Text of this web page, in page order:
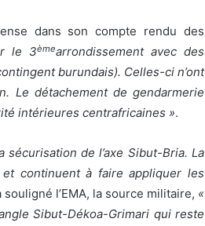
dans son compte rendu des
le 3èmearrondissement avec des
burundais). Celles-ci n’ont
Le détachement de gendarmerie
intérieures centrafricaines ».
de l’axe Sibut-Bria. La
continuent à faire appliquer les
l’EMA, la source militaire, «
Sibut-Dékoa-Grimari qui reste